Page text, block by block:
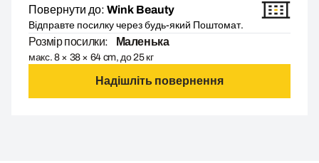
Повернути до: Wink Beauty
Відправте посилку через будь-який Поштомат.
Розмір посилки: Маленька
макс. 8 × 38 × 64 cm, до 25 кг
Надішліть повернення